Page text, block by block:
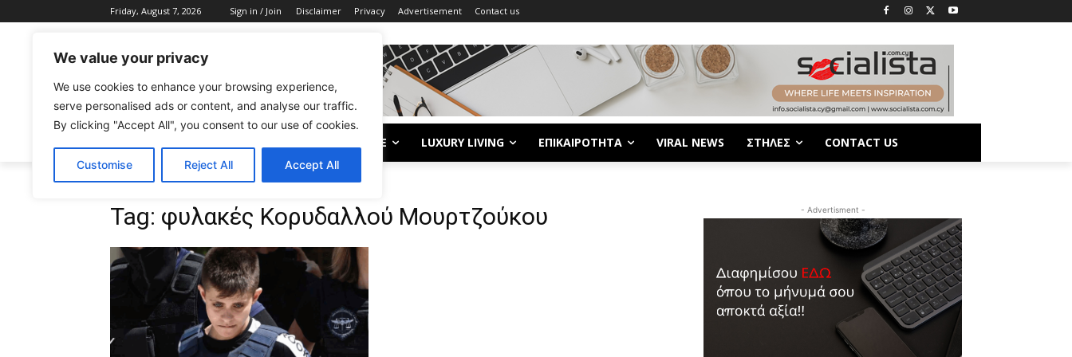
We value your privacy
We use cookies to enhance your browsing experience,
serve personalised ads or content, and analyse our traffic.
By clicking "Accept All", you consent to our use of cookies.
Customise Reject All Accept All
Friday, August 7, 2026 Sign in / Join Disclaimer Privacy Advertisement Contact us
LIFE LUXURY LIVING ΕΠΙΚΑΙΡΟΤΗΤΑ VIRAL NEWS ΣΤΗΛΕΣ CONTACT US
Tags φυλακές Κορυδαλλού Μουρτζούκου
Tag: φυλακές Κορυδαλλού Μουρτζούκου - Advertisment -